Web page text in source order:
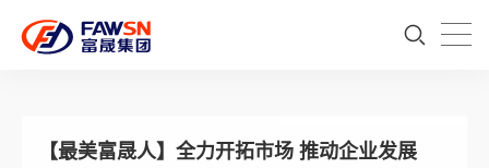
【最美富晟人】全力开拓市场 推动企业发展